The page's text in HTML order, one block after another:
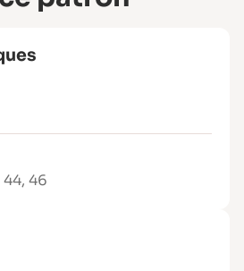
dentelle.
dans le même tissu ou
un effet plus original.
44, 46